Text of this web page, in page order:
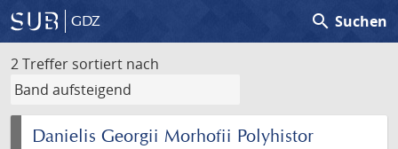
GDZ search Suchen
2 Treffer sortiert nach
Danielis Georgii Morhofii Polyhistor